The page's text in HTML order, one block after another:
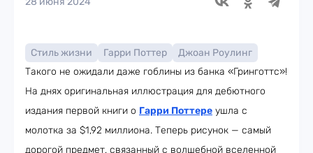
Стиль жизни Гарри Поттер
Джоан Роулинг
Такого не ожидали даже гоблины из банка «Гринготтс»!
На днях оригинальная иллюстрация для дебютного
издания первой книги о Гарри Поттере ушла с
молотка за $1,92 миллиона. Теперь рисунок — самый
дорогой предмет, связанный с волшебной вселенной